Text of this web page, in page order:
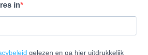
in
gelezen en ga hier uitdrukkelijk